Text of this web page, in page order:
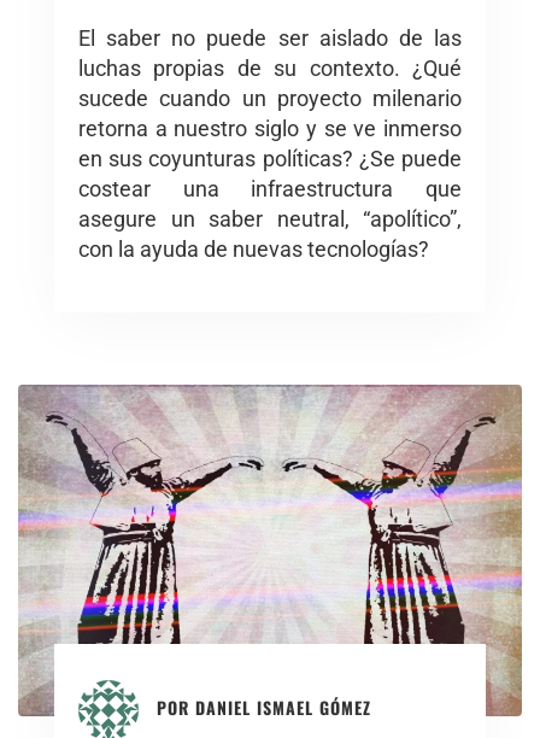
El saber no puede ser aislado de las
luchas propias de su contexto. ¿Qué
sucede cuando un proyecto milenario
retorna a nuestro siglo y se ve inmerso
en sus coyunturas políticas? ¿Se puede
costear una infraestructura que
asegure un saber neutral, “apolítico”,
con la ayuda de nuevas tecnologías?
POR DANIEL ISMAEL GÓMEZ